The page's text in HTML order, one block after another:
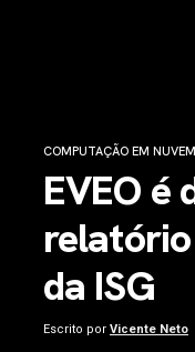
COMPUTAÇÃO EM NUVEM
EVEO é
da ISG
Escrito por Vicente Neto